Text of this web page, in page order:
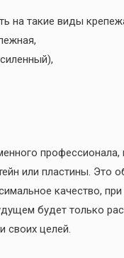
на такие виды
или пластины. Это
качество,
будет только
своих целей.